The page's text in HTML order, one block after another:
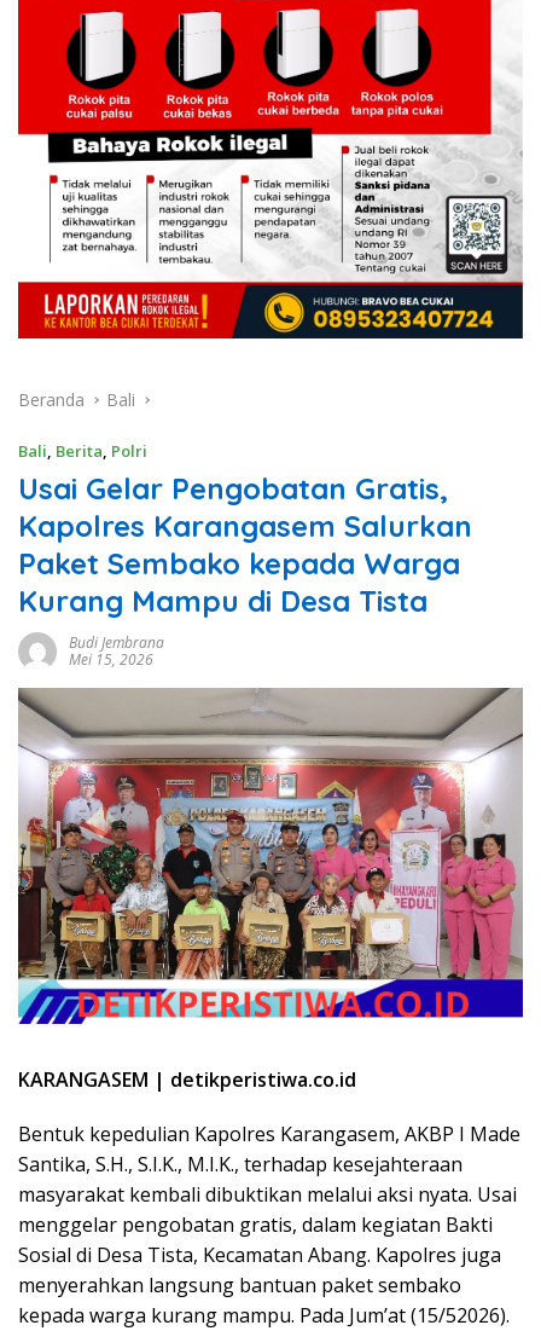
Beranda Bali
Bali, Berita, Polri
Usai Gelar Pengobatan Gratis,
Kapolres Karangasem Salurkan
Paket Sembako kepada Warga
Kurang Mampu di Desa Tista
Budi Jembrana
Mei 15, 2026
KARANGASEM | detikperistiwa.co.id
Bentuk kepedulian Kapolres Karangasem, AKBP I Made
Santika, S.H., S.I.K., M.I.K., terhadap kesejahteraan
masyarakat kembali dibuktikan melalui aksi nyata. Usai
menggelar pengobatan gratis, dalam kegiatan Bakti
Sosial di Desa Tista, Kecamatan Abang. Kapolres juga
menyerahkan langsung bantuan paket sembako
kepada warga kurang mampu. Pada Jum’at (15/52026).